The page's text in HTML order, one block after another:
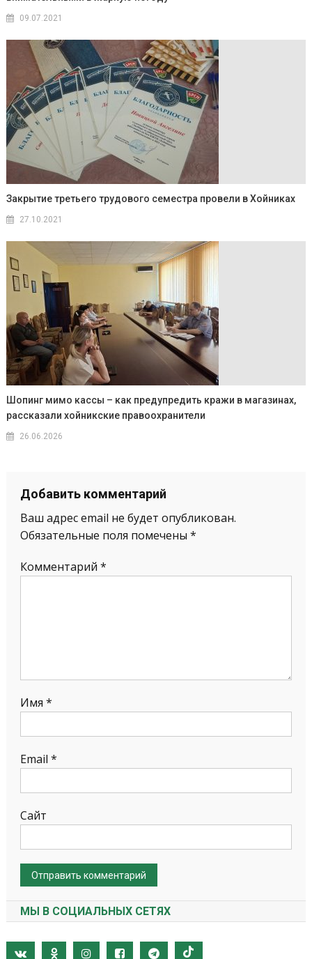
09.07.2021
Закрытие третьего трудового семестра провели в Хойниках
27.10.2021
Шопинг мимо кассы – как предупредить кражи в магазинах,
рассказали хойникские правоохранители
26.06.2026
Добавить комментарий
Ваш адрес email не будет опубликован.
Обязательные поля помечены *
Комментарий *
Имя *
Email *
Сайт
МЫ В СОЦИАЛЬНЫХ СЕТЯХ